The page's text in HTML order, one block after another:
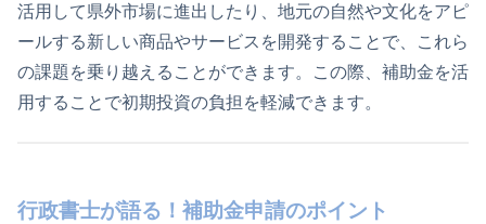
活用して県外市場に進出したり、地元の自然や文化をアピ
ールする新しい商品やサービスを開発することで、これら
の課題を乗り越えることができます。この際、補助金を活
用することで初期投資の負担を軽減できます。
行政書士が語る！補助金申請のポイント